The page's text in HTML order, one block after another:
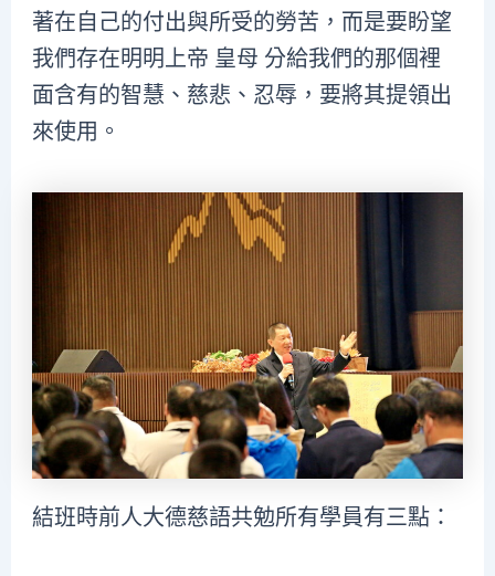
著在自己的付出與所受的勞苦，而是要盼望
我們存在明明上帝 皇母 分給我們的那個裡
面含有的智慧、慈悲、忍辱，要將其提領出
來使用。
結班時前人大德慈語共勉所有學員有三點：